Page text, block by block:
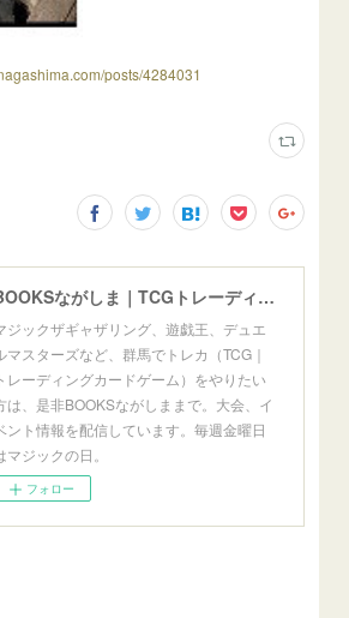
posts/4284031
BOOKSながしま｜TCGトレーディングカードゲーム群馬県高崎市
ジックザギャザリング、遊戯王、デュエ
マスターズなど、群馬でトレカ（TCG｜
レーディングカードゲーム）をやりたい
は、是非BOOKSながしままで。大会、イ
ント情報を配信しています。毎週金曜日
マジックの日。
フォロー